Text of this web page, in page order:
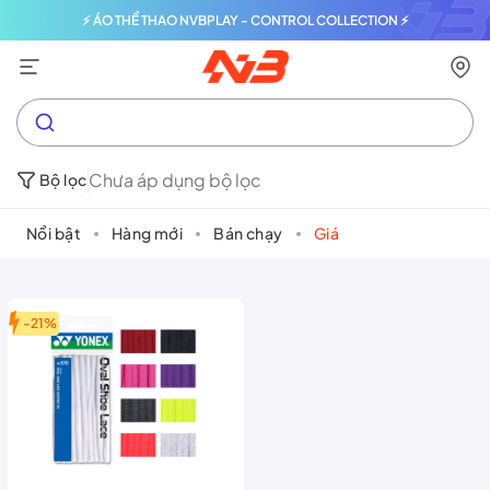
⚡ ÁO THỂ THAO NVBPLAY - CONTROL COLLECTION ⚡
Bộ lọcChưa áp dụng bộ lọc
Nổi bật Hàng mới Bán chạy Giá
-21%